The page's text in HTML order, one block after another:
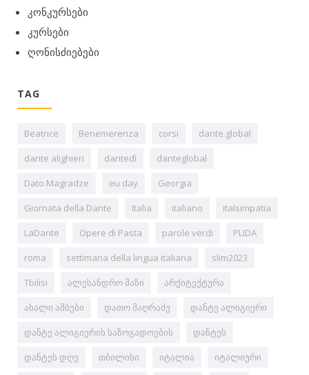
კონკურსები
კურსები
ღონისძიებები
TAG
Beatrice Benemerenza corsi
dante.global
dante alighieri
dantedì
danteglobal
Dato Magradze
eu day
Georgia
Giornata della Dante
Italia italiano
italsimpatia
LaDante
Opere di Pasta parole verdi
PLIDA
roma
settimana della lingua italiana
slim2023
Tbilisi
ალესანდრო მაზი
არქიტექტურა
ახალი ამბები
დათო მაღრაძე
დანტე ალიგიერი
დანტე ალიგიერის საზოგადოების
დანტეს
დანტეს დღე
თბილისი იტალია
იტალიური